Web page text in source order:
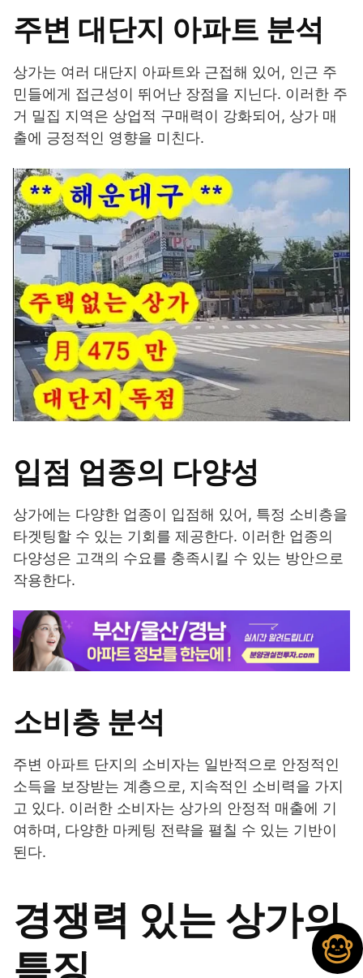
주변 대단지 아파트 분석
상가는 여러 대단지 아파트와 근접해 있어, 인근 주
민들에게 접근성이 뛰어난 장점을 지닌다. 이러한 주
거 밀집 지역은 상업적 구매력이 강화되어, 상가 매
출에 긍정적인 영향을 미친다.
입점 업종의 다양성
상가에는 다양한 업종이 입점해 있어, 특정 소비층을
타겟팅할 수 있는 기회를 제공한다. 이러한 업종의
다양성은 고객의 수요를 충족시킬 수 있는 방안으로
작용한다.
소비층 분석
주변 아파트 단지의 소비자는 일반적으로 안정적인
소득을 보장받는 계층으로, 지속적인 소비력을 가지
고 있다. 이러한 소비자는 상가의 안정적 매출에 기
여하며, 다양한 마케팅 전략을 펼칠 수 있는 기반이
된다.
경쟁력 있는 상가의
특징